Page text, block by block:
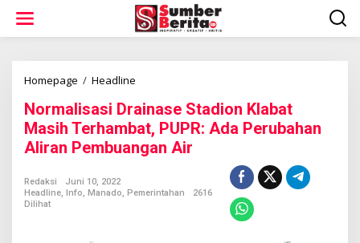
w
Homepage / Headline
r
m
a
l
a
Normalisasi Drainase Stadion Klabat
Masih Terhambat, PUPR: Ada Perubahan
Aliran Pembuangan Air
Redaksi
Juni 10, 2022
Headline, Info, Manado, Pemerintahan
2616
Dilihat